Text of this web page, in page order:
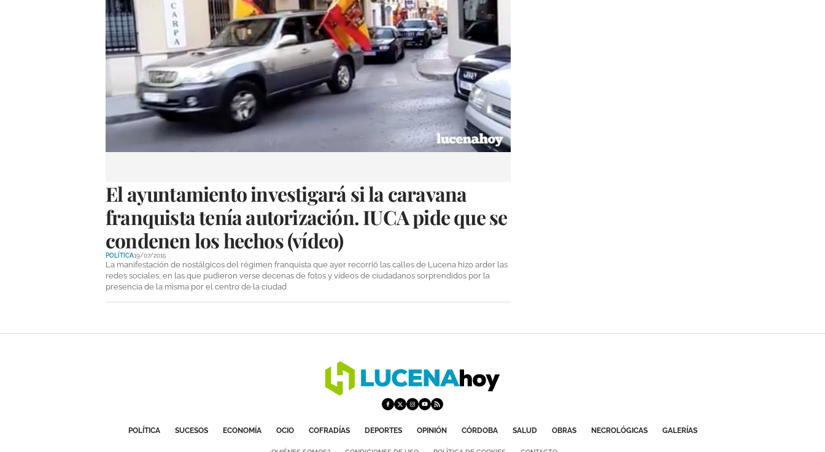
El ayuntamiento investigará si la caravana
franquista tenía autorización. IUCA pide que se
condenen los hechos (vídeo)
POLÍTICA19/07/2015
La manifestación de nostálgicos del régimen franquista que ayer recorrió las calles de Lucena hizo arder las
redes sociales, en las que pudieron verse decenas de fotos y vídeos de ciudadanos sorprendidos por la
presencia de la misma por el centro de la ciudad
POLÍTICA SUCESOS ECONOMÍA OCIO COFRADÍAS DEPORTES OPINIÓN CÓRDOBA SALUD OBRAS NECROLÓGICAS GALERÍAS